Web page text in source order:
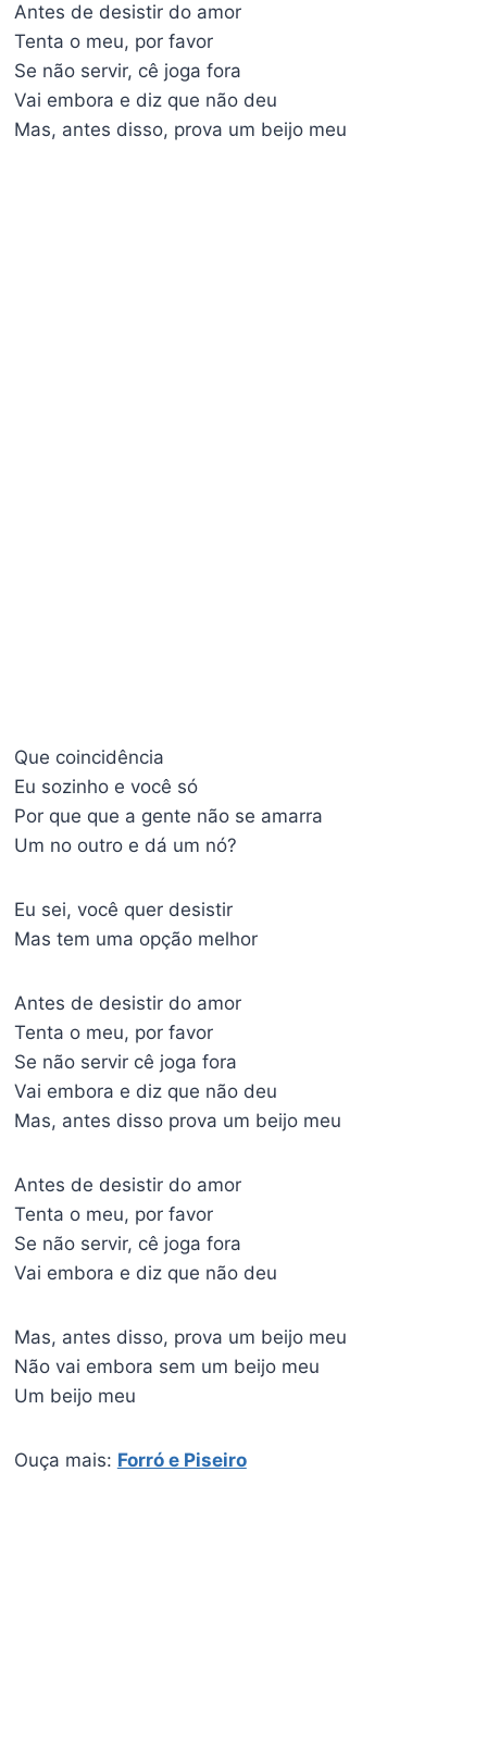
Antes de desistir do amor
Tenta o meu, por favor
Se não servir, cê joga fora
Vai embora e diz que não deu
Mas, antes disso, prova um beijo meu
Que coincidência
Eu sozinho e você só
Por que que a gente não se amarra
Um no outro e dá um nó?
Eu sei, você quer desistir
Mas tem uma opção melhor
Antes de desistir do amor
Tenta o meu, por favor
Se não servir cê joga fora
Vai embora e diz que não deu
Mas, antes disso prova um beijo meu
Antes de desistir do amor
Tenta o meu, por favor
Se não servir, cê joga fora
Vai embora e diz que não deu
Mas, antes disso, prova um beijo meu
Não vai embora sem um beijo meu
Um beijo meu
Ouça mais: Forró e Piseiro